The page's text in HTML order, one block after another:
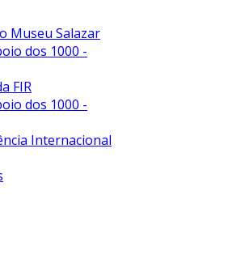
Museu Salazar
dos 1000 -
FIR
dos 1000 -
Internacional